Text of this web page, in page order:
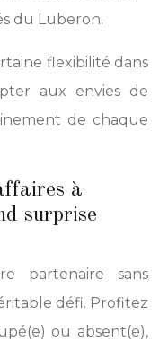
du Luberon.
flexibilité dans
aux envies de
de chaque
à
surprise
partenaire sans
défi. Profitez
ou absent(e),